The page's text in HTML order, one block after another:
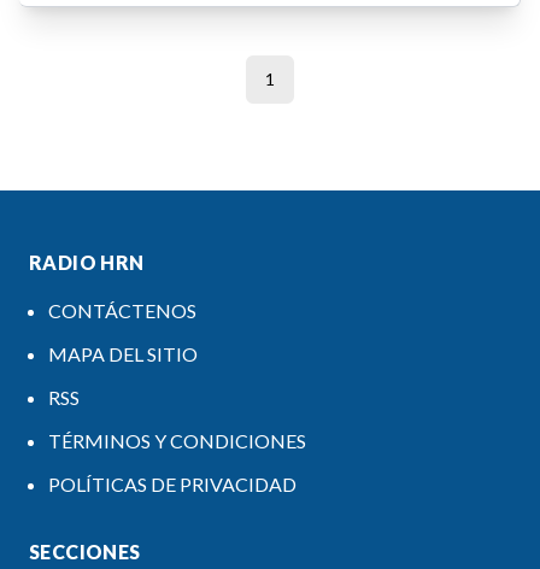
1
RADIO HRN
CONTÁCTENOS
MAPA DEL SITIO
RSS
TÉRMINOS Y CONDICIONES
POLÍTICAS DE PRIVACIDAD
SECCIONES